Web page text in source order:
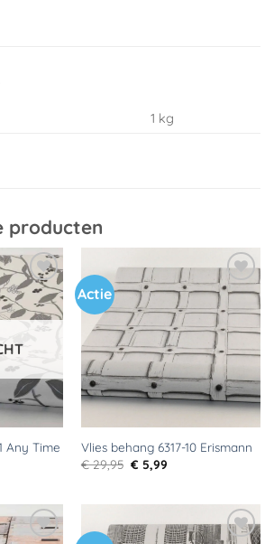
1 kg
producten
Toevoegen
aan
verlanglijst
Any Time
Actie
Toevoegen
aan
verlanglijst
Vlies behang 6317-10 Erismann
€29,95 Oorspronkelijke
prijs
€ 5,99Huidige